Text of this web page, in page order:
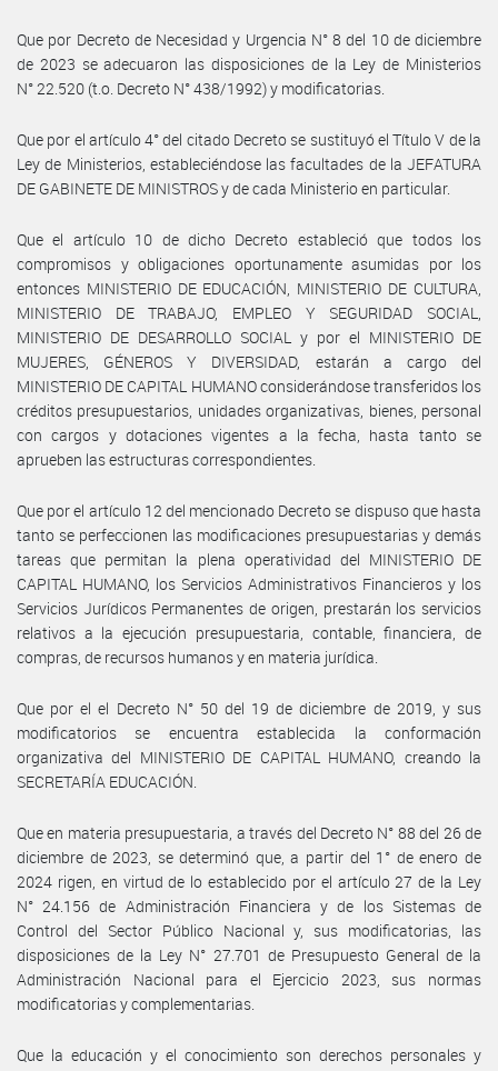
Que por Decreto de Necesidad y Urgencia N° 8 del 10 de diciembre
de 2023 se adecuaron las disposiciones de la Ley de Ministerios
N° 22.520 (t.o. Decreto N° 438/1992) y modificatorias.
Que por el artículo 4° del citado Decreto se sustituyó el Título V de la
Ley de Ministerios, estableciéndose las facultades de la JEFATURA
DE GABINETE DE MINISTROS y de cada Ministerio en particular.
Que el artículo 10 de dicho Decreto estableció que todos los
compromisos y obligaciones oportunamente asumidas por los
entonces MINISTERIO DE EDUCACIÓN, MINISTERIO DE CULTURA,
MINISTERIO DE TRABAJO, EMPLEO Y SEGURIDAD SOCIAL,
MINISTERIO DE DESARROLLO SOCIAL y por el MINISTERIO DE
MUJERES, GÉNEROS Y DIVERSIDAD, estarán a cargo del
MINISTERIO DE CAPITAL HUMANO considerándose transferidos los
créditos presupuestarios, unidades organizativas, bienes, personal
con cargos y dotaciones vigentes a la fecha, hasta tanto se
aprueben las estructuras correspondientes.
Que por el artículo 12 del mencionado Decreto se dispuso que hasta
tanto se perfeccionen las modificaciones presupuestarias y demás
tareas que permitan la plena operatividad del MINISTERIO DE
CAPITAL HUMANO, los Servicios Administrativos Financieros y los
Servicios Jurídicos Permanentes de origen, prestarán los servicios
relativos a la ejecución presupuestaria, contable, financiera, de
compras, de recursos humanos y en materia jurídica.
Que por el el Decreto N° 50 del 19 de diciembre de 2019, y sus
modificatorios se encuentra establecida la conformación
organizativa del MINISTERIO DE CAPITAL HUMANO, creando la
SECRETARÍA EDUCACIÓN.
Que en materia presupuestaria, a través del Decreto N° 88 del 26 de
diciembre de 2023, se determinó que, a partir del 1° de enero de
2024 rigen, en virtud de lo establecido por el artículo 27 de la Ley
N° 24.156 de Administración Financiera y de los Sistemas de
Control del Sector Público Nacional y, sus modificatorias, las
disposiciones de la Ley N° 27.701 de Presupuesto General de la
Administración Nacional para el Ejercicio 2023, sus normas
modificatorias y complementarias.
Que la educación y el conocimiento son derechos personales y